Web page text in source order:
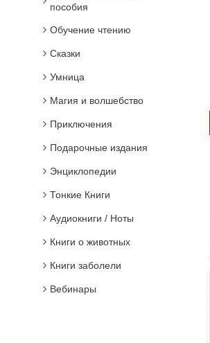
пособия
Обучение чтению
Сказки
Умница
Магия и волшебство
Приключения
Подарочные издания
Энциклопедии
Тонкие Книги
Аудиокниги / Ноты
Книги о животных
Книги заболели
Вебинары